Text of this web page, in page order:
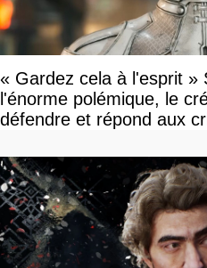
« Gardez cela à l'esprit »
l'énorme polémique, le
défendre et répond aux